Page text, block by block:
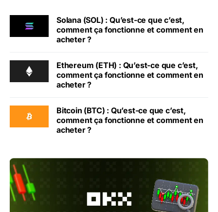
Solana (SOL) : Qu’est-ce que c’est,
comment ça fonctionne et comment en
acheter ?
Ethereum (ETH) : Qu’est-ce que c’est,
comment ça fonctionne et comment en
acheter ?
Bitcoin (BTC) : Qu’est-ce que c’est,
comment ça fonctionne et comment en
acheter ?